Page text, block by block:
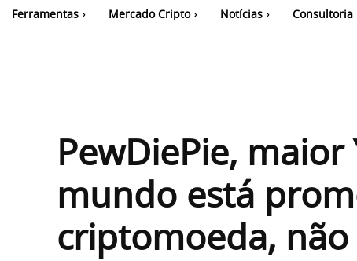
Ferramentas Mercado Cripto Notícias Consultoria
PewDiePie,
mundo está
criptomoeda,